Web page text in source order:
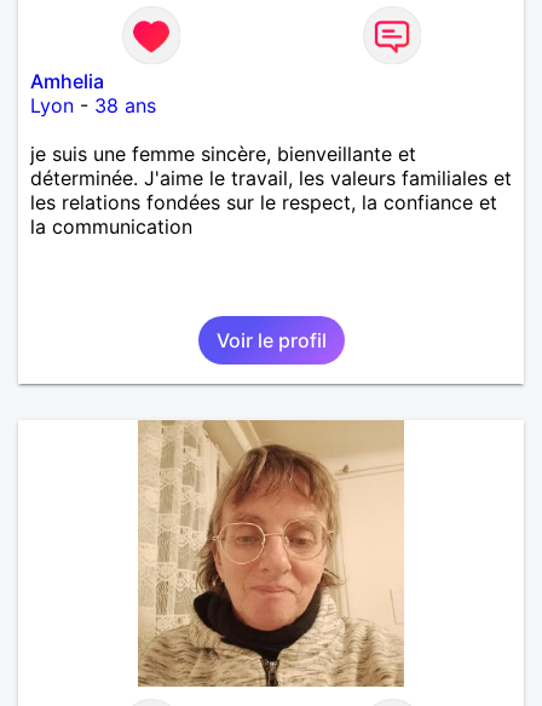
Amhelia
Lyon - 38 ans
je suis une femme sincère, bienveillante et
déterminée. J'aime le travail, les valeurs familiales et
les relations fondées sur le respect, la confiance et
la communication
Voir le profil